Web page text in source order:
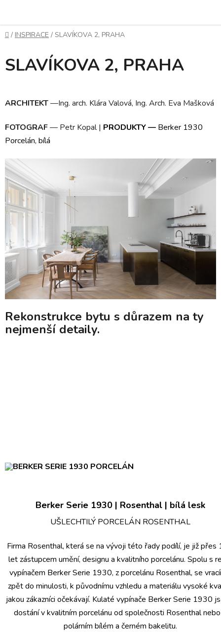
obsah
Domů
/ INSPIRACE / SLAVÍKOVA 2, PRAHA
SLAVÍKOVA 2, PRAHA
ARCHITEKT—Ing. arch. Klára Valová, Ing. Arch. Eva Mašková
FOTOGRAF— Petr Kopal | PRODUKTY— Berker 1930
Porcelán, bílá
Rekonstrukce bytu s důrazem na ty
nejmenší detaily.
Berker Serie 1930 | Rosenthal | bílá lesk
UŠLECHTILÝ PORCELÁN ROSENTHAL
Firma Rosenthal, která se na vývoji této řady podílí, je již přes
let zástupcem umění, designu a kvalitního porcelánu. Spolu s
vypínačem Berker Serie 1930, z porcelánu Rosenthal, se
zpět do minulosti, k původnímu vzhledu a materiálu vysoké
jakou zákazníci očekávají. Kulaté vypínače Berker Serie 1930
dostání v kvalitním porcelánu od společnosti Rosenthal
polárním bílém a černém bakelitu.